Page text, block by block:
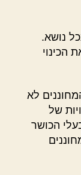
נושא.
הכינוי
לא
של
הכושר